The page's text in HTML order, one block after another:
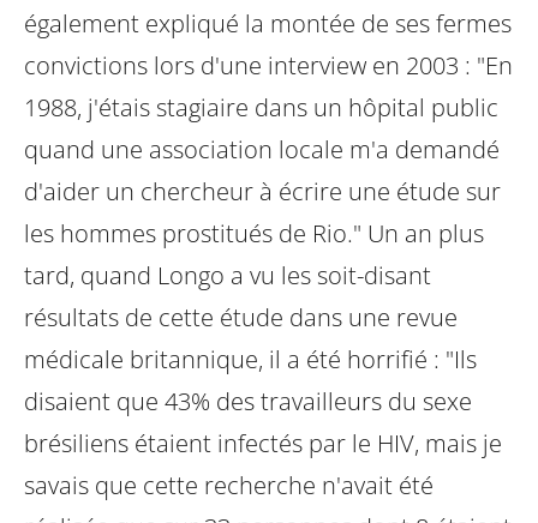
également expliqué la montée de ses fermes
convictions lors d'une interview en 2003 : "En
1988, j'étais stagiaire dans un hôpital public
quand une association locale m'a demandé
d'aider un chercheur à écrire une étude sur
les hommes prostitués de Rio." Un an plus
tard, quand Longo a vu les soit-disant
résultats de cette étude dans une revue
médicale britannique, il a été horrifié : "Ils
disaient que 43% des travailleurs du sexe
brésiliens étaient infectés par le HIV, mais je
savais que cette recherche n'avait été